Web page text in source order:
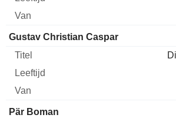
Gustav Christian Caspar
Pär Boman